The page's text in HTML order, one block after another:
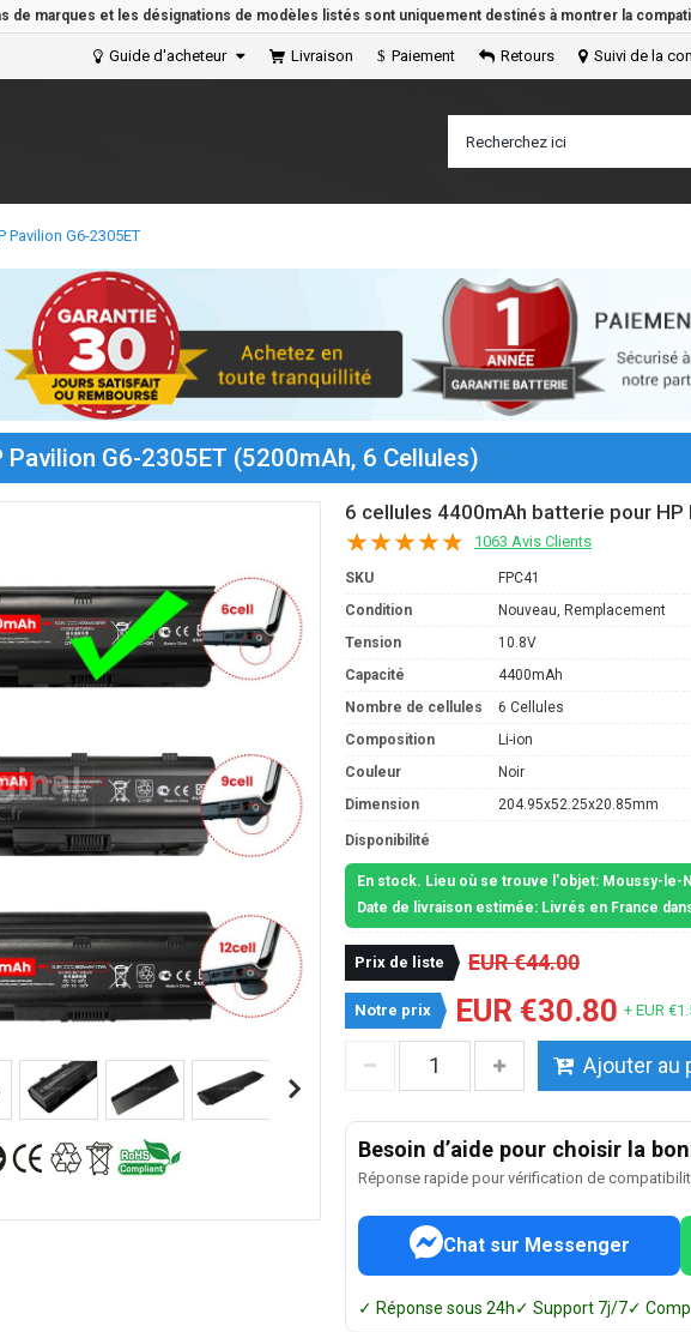
de marques et les désignations de modèles listés sont uniquement destinés à montrer la
Guide d'acheteur Livraison Paiement Retours Suivi de la
Pavilion G6-2305ET
G6-2305ET (5200mAh, 6 Cellules)
6 cellules 4400mAh batterie pour HP
1063 Avis Clients
SKU
FPC41
Condition
Nouveau, Remplacement
Tension
10.8V
Capacité
4400mAh
Nombre de cellules
6 Cellules
Composition
Li-ion
Couleur
Noir
Dimension
204.95x52.25x20.85mm
Disponibilité
En stock. Lieu où se trouve l'objet: Moussy-le-
Date de livraison estimée: Livrés en France
Prix de liste EUR €44.00
Notre prix EUR €30.80 + EUR
Ajouter au
Besoin d’aide pour choisir la
Réponse rapide pour vérification de
Chat sur Messenger
✓ Réponse sous 24h✓ Support 7j/7✓